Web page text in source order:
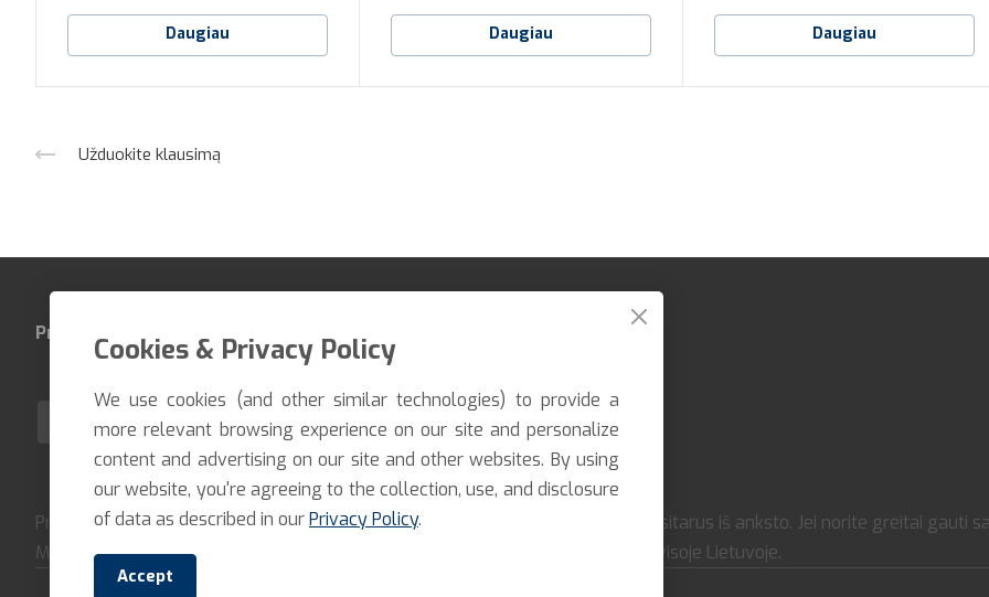
Daugiau Daugiau Daugiau
Užduokite klausimą
Produktai
LT
Pristatome prekes per trumpiausią įmanomą terminą. Atsiėmimo galimybė susitarus iš anksto. Jei norite greitai gauti
Mūsų įmonė bendradarbiauja tik su patikimais vežėjais ir kurjeriais. Pristatome visoje Lietuvoje.
Cookies & Privacy Policy
We use cookies (and other similar technologies) to provide a
more relevant browsing experience on our site and personalize
content and advertising on our site and other websites. By using
our website, you're agreeing to the collection, use, and disclosure
of data as described in ourPrivacy Policy.
Accept